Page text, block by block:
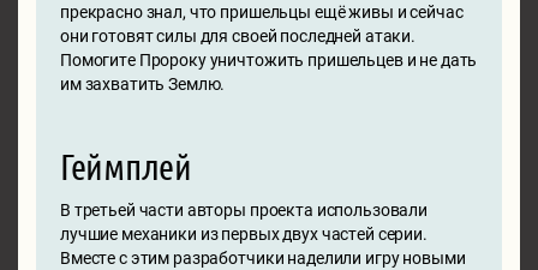
прекрасно знал, что пришельцы ещё живы и сейчас
они готовят силы для своей последней атаки.
Помогите Пророку уничтожить пришельцев и не дать
им захватить Землю.
Геймплей
В третьей части авторы проекта использовали
лучшие механики из первых двух частей серии.
Вместе с этим разработчики наделили игру новыми